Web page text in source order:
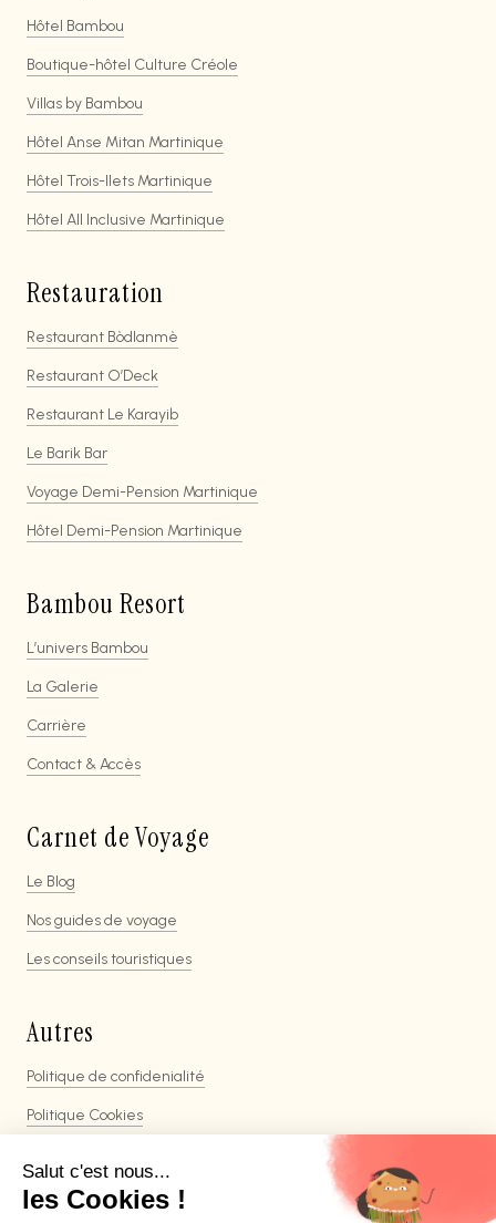
Hôtel Bambou
Boutique-hôtel Culture Créole
Villas by Bambou
Hôtel Anse Mitan Martinique
Hôtel Trois-Ilets Martinique
Hôtel All Inclusive Martinique
Restauration
Restaurant Bòdlanmè
Restaurant O’Deck
Restaurant Le Karayib
Le Barik Bar
Voyage Demi-Pension Martinique
Hôtel Demi-Pension Martinique
Bambou Resort
L’univers Bambou
La Galerie
Carrière
Contact & Accès
Carnet de Voyage
Le Blog
Nos guides de voyage
Les conseils touristiques
Autres
Politique de confidenialité
Politique Cookies
CGV